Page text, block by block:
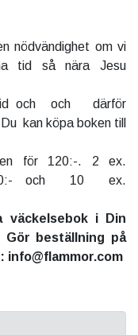
nödvändighet om vi
tid så nära Jesu
och och därför
kan köpa boken till
för 120:-. 2 ex.
och 10 ex.
väckelsebok i Din
Gör beställning på
info@flammor.com